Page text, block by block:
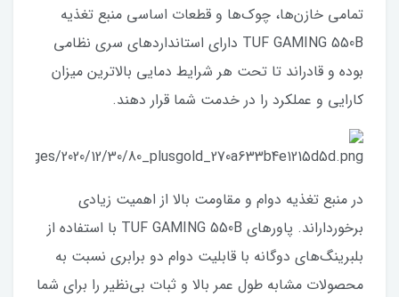
تمامی خازن‌ها، چوک‌ها و قطعات اساسی منبع تغذیه
TUF GAMING 550B دارای استانداردهای سری نظامی
بوده و قادراند تا تحت هر شرایط دمایی بالاترین میزان
کارایی و عملکرد را در خدمت شما قرار دهند.
در منبع تغذیه دوام و مقاومت بالا از اهمیت زیادی
برخورداراند. پاورهای TUF GAMING 550B با استفاده از
بلبرینگ‌های دوگانه با قابلیت دوام دو برابری نسبت به
محصولات مشابه طول عمر بالا و ثبات بی‌نظیر را برای شما